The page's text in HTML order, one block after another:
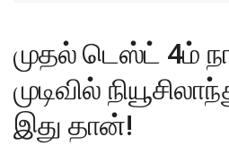
முதல் டெஸ்ட் 4ம்
முடிவில்
இது தான்!